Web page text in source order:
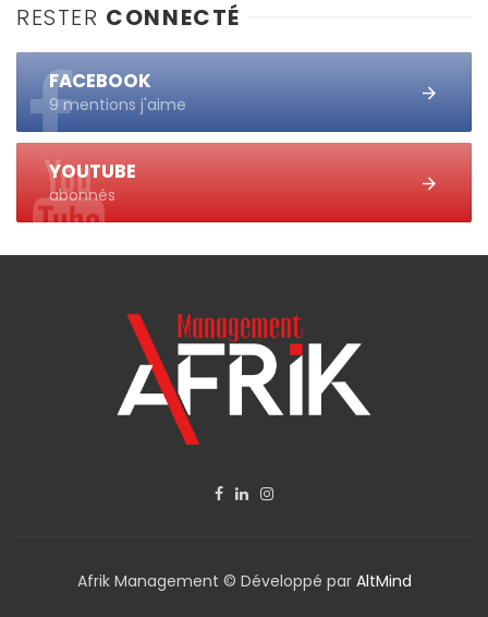
RESTER CONNECTÉ
FACEBOOK
9 mentions j'aime
YOUTUBE
abonnés
Afrik Management © Développé par AltMind